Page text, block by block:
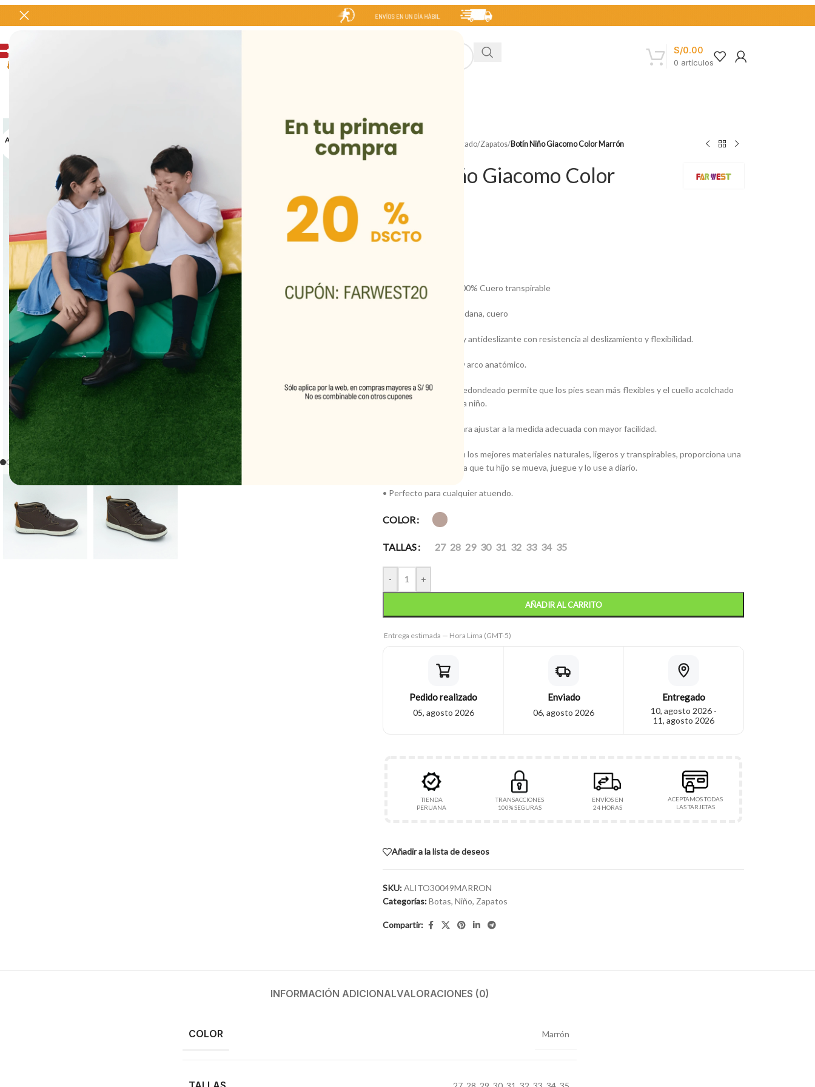
0 artículos
S/0.00
AGOTA
Clic para ampliar
Inicio Calzado/Zapatos/Botín Niño Giacomo Color Marrón
Botín Niño Giacomo Color
Marrón
Desde
• Material Exterior: 100% Cuero transpirable
• Material Interior: Badana, cuero
• Suela: Goma suave y antideslizante con resistencia al deslizamiento y flexibilidad.
• Talonera reforzada y arco anatómico.
• Puntera: El diseño redondeado permite que los pies sean más flexibles y el cuello acolchado
protege el tobillo de la niño.
• Cierre: Cordones para ajustar a la medida adecuada con mayor facilidad.
• Cómodo: Hecho con los mejores materiales naturales, ligeros y transpirables, proporciona una
buena comodidad para que tu hijo se mueva, juegue y lo use a diario.
• Perfecto para cualquier atuendo.
COLOR
TALLAS 27 28 29 30 31 32 33 34 35
- +
AÑADIR AL CARRITO
Entrega estimada — Hora Lima (GMT-5)
Pedido realizado
05, agosto 2026
Enviado
06, agosto 2026
Entregado
10, agosto 2026 -
11, agosto 2026
TIENDA
PERUANA
TRANSACCIONES
100% SEGURAS
ENVÍOS EN
24 HORAS
ACEPTAMOS TODAS
LAS TARJETAS
Añadir a la lista de deseos
SKU:ALITO30049MARRON
Categorías:Botas, Niño, Zapatos
Compartir:
INFORMACIÓN ADICIONALVALORACIONES (0)
COLOR Marrón